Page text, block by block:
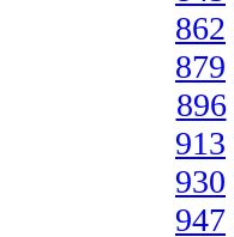
862
879
896
913
930
947